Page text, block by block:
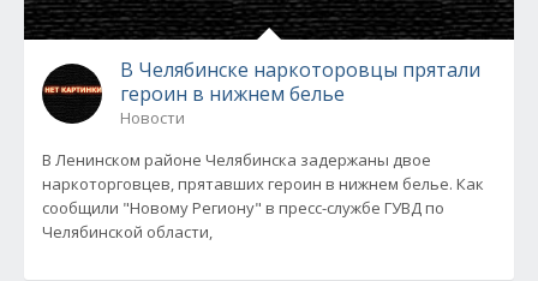
В Челябинске наркоторовцы прятали
героин в нижнем белье
Новости
В Ленинском районе Челябинска задержаны двое
наркоторговцев, прятавших героин в нижнем белье. Как
сообщили "Новому Региону" в пресс-службе ГУВД по
Челябинской области,